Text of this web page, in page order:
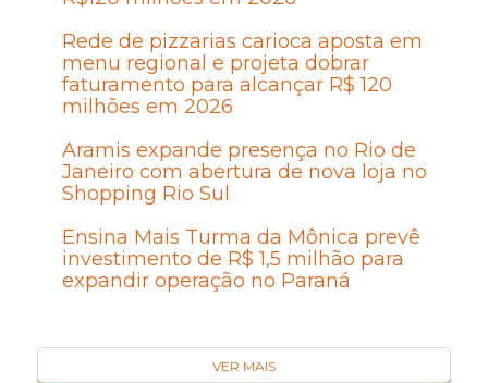
Rede de pizzarias carioca aposta em
menu regional e projeta dobrar
faturamento para alcançar R$ 120
milhões em 2026
Aramis expande presença no Rio de
Janeiro com abertura de nova loja no
Shopping Rio Sul
Ensina Mais Turma da Mônica prevê
investimento de R$ 1,5 milhão para
expandir operação no Paraná
VER MAIS